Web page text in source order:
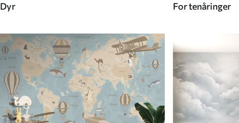
Dyr For tenåringer